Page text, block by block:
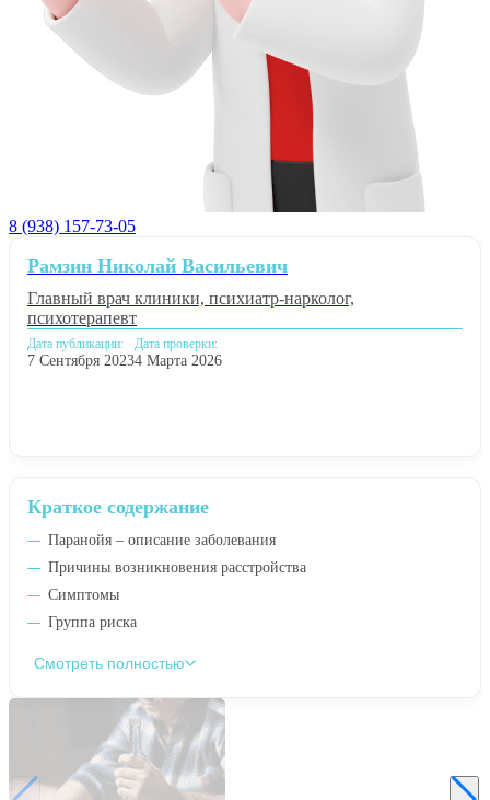
8 (938) 157-73-05
Краткое содержание
Паранойя – описание заболевания
Причины возникновения расстройства
Симптомы
Группа риска
Смотреть полностью
Рамзин Николай Васильевич
Главный врач клиники, психиатр-нарколог,
психотерапевт
Дата публикации:
7 Сентября 2023
Дата проверки:
4 Марта 2026